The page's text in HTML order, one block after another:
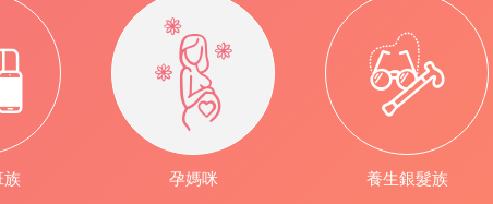
族 孕媽咪 養生銀髮族